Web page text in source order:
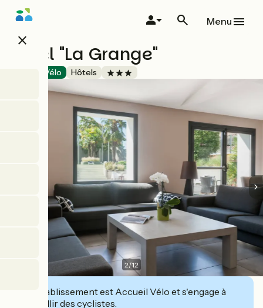
principal
close
Menu
Hôtel "La Grange"
Accueil Vélo Hôtels
2/12
Cet établissement est Accueil Vélo et s'engage à
accueillir des cyclistes.